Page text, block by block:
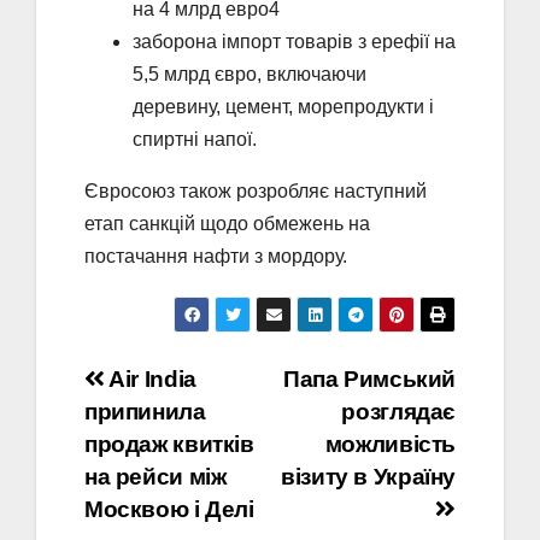
на 4 млрд евро4
заборона імпорт товарів з ерефії на
5,5 млрд євро, включаючи
деревину, цемент, морепродукти і
спиртні напої.
Євросоюз також розробляє наступний
етап санкцій щодо обмежень на
постачання нафти з мордору.
Навігація
записів
Папа Римський
розглядає
можливість
візиту в Україну
Air India
припинила
продаж квитків
на рейси між
Москвою і Делі